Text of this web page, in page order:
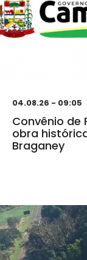
04.08.26 - 09:05
Convênio de
obra
Braganey